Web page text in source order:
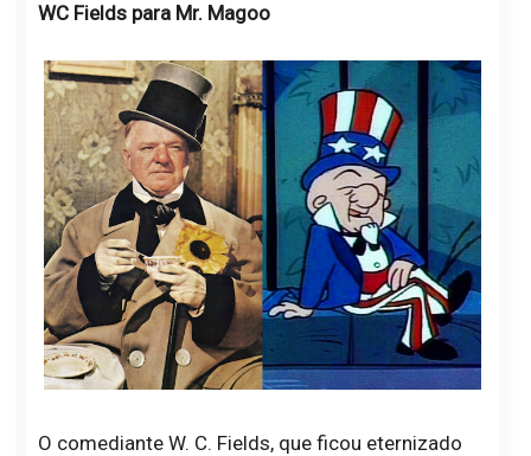
WC Fields para Mr. Magoo
O comediante W. C. Fields, que ficou eternizado